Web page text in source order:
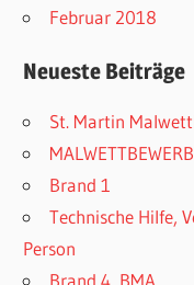
Februar 2018
Neueste Beiträge
St. Martin
Brand 1
Technische Hilfe,
Person
Brand 4, BMA